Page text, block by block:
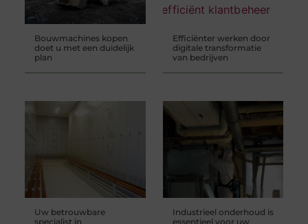
Bouwmachines kopen
doet u met een duidelijk
plan
Efficiënter werken door
digitale transformatie
van bedrijven
Uw betrouwbare
specialist in
Industrieel onderhoud is
essentieel voor uw